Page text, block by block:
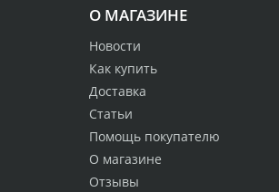
О МАГАЗИНЕ
Новости
Как купить
Доставка
Статьи
Помощь покупателю
О магазине
Отзывы